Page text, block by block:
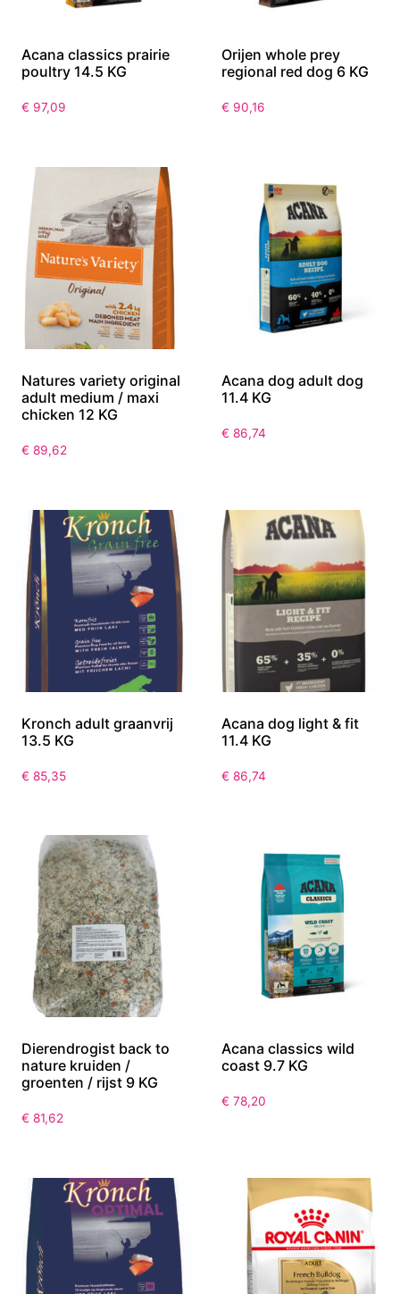
Acana classics prairie
poultry 14.5 KG
€ 97,09
Orijen whole prey
regional red dog 6 KG
€ 90,16
Natures variety original
adult medium / maxi
chicken 12 KG
€ 89,62
Acana dog adult dog
11.4 KG
€ 86,74
Kronch adult graanvrij
13.5 KG
€ 85,35
Acana dog light & fit
11.4 KG
€ 86,74
Dierendrogist back to
nature kruiden /
groenten / rijst 9 KG
€ 81,62
Acana classics wild
coast 9.7 KG
€ 78,20